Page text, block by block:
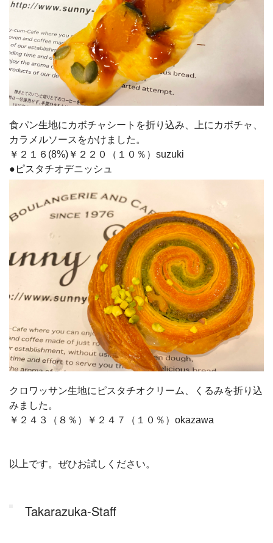
食パン生地にカボチャシートを折り込み、上にカボチャ、
カラメルソースをかけました。
￥２１６(8%)￥２２０（１０％）suzuki
●ピスタチオデニッシュ
クロワッサン生地にピスタチオクリーム、くるみを折り込
みました。
￥２４３（８％）￥２４７（１０％）okazawa
以上です。ぜひお試しください。
Takarazuka-Staff